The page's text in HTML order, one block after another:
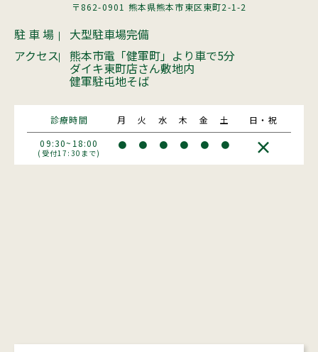
〒862-0901 熊本県熊本市東区東町2-1-2
駐 車 場
大型駐車場完備
アクセス
熊本市電「健軍町」より車で5分
ダイキ東町店さん敷地内
健軍駐屯地そば
診療時間 月 火 水 木 金 土
日・祝
09:30~18:00
(受付17:30まで)
● ● ● ● ● ● ×